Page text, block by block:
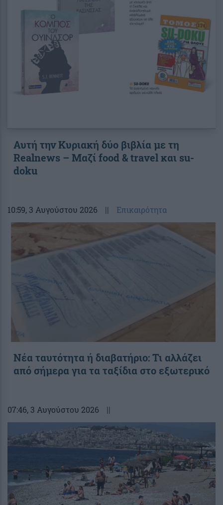
Αυτή την Κυριακή δύο βιβλία με τη
Realnews – Μαζί food & travel και su-
doku
10:59, 3 Αυγούστου 2026 || Επικαιρότητα
Νέα ταυτότητα ή διαβατήριο: Τι αλλάζει
από σήμερα για τα ταξίδια στο εξωτερικό
07:46, 3 Αυγούστου 2026 ||